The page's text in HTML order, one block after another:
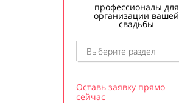
профессионалы для
организации вашей
свадьбы
Оставь заявку прямо
сейчас